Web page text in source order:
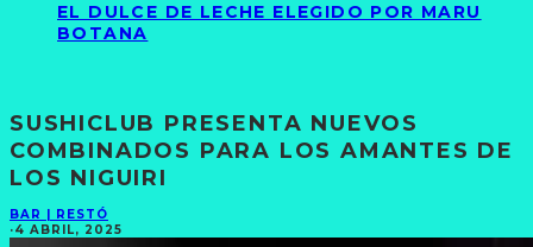
EL DULCE DE LECHE ELEGIDO POR MARU
BOTANA
SUSHICLUB PRESENTA NUEVOS
COMBINADOS PARA LOS AMANTES DE
LOS NIGUIRI
BAR | RESTÓ
·4 ABRIL, 2025